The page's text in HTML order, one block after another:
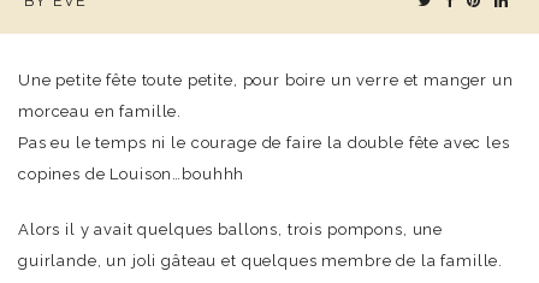
Une petite fête toute petite, pour boire un verre et manger un
morceau en famille.
Pas eu le temps ni le courage de faire la double fête avec les
copines de Louison…bouhhh
Alors il y avait quelques ballons, trois pompons, une
guirlande, un joli gâteau et quelques membre de la famille.